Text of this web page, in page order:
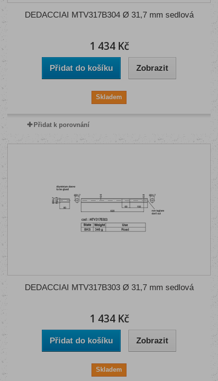
DEDACCIAI MTV317B304 Ø 31,7 mm sedlová
1 434 Kč
Přidat do košíku Zobrazit
Skladem
Přidat k porovnání
DEDACCIAI MTV317B303 Ø 31,7 mm sedlová
1 434 Kč
Přidat do košíku Zobrazit
Skladem